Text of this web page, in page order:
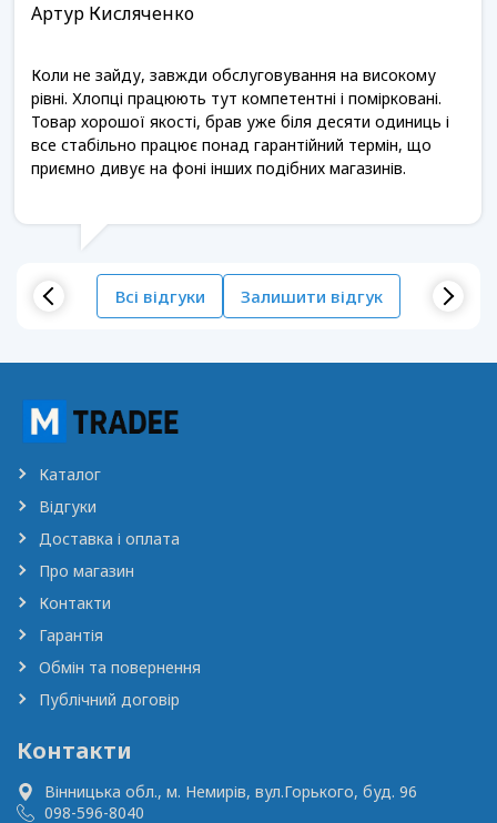
Артур Кисляченко
Коли не зайду, завжди обслуговування на високому
рівні. Хлопці працюють тут компетентні і помірковані.
Товар хорошої якості, брав уже біля десяти одиниць і
все стабільно працює понад гарантійний термін, що
приємно дивує на фоні інших подібних магазинів.
Всі відгуки Залишити відгук
Каталог
Відгуки
Доставка і оплата
Про магазин
Контакти
Гарантія
Обмін та повернення
Публічний договір
Контакти
Вінницька обл., м. Немирів, вул.Горького, буд. 96
098-596-8040